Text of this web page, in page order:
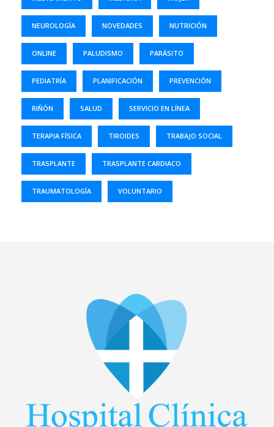
NEUROLOGÍA NOVEDADES NUTRICIÓN
ONLINE PALUDISMO PARÁSITO
PEDIATRÍA PLANIFICACIÓN PREVENCIÓN
RIÑÓN SALUD SERVICIO EN LÍNEA
TERAPIA FÍSICA TIROIDES TRABAJO SOCIAL
TRASPLANTE TRASPLANTE CARDIACO
TRAUMATOLOGÍA VOLUNTARIO